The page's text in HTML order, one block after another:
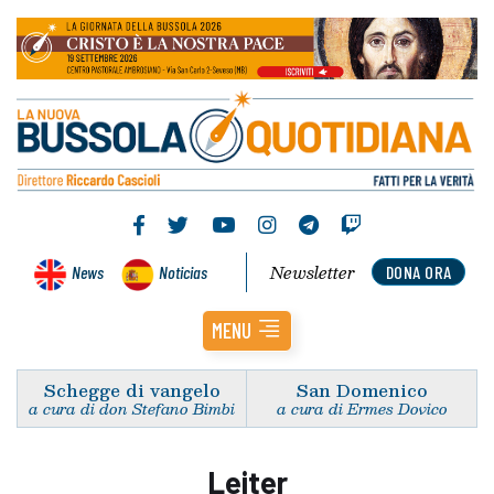
News Noticias DONA ORA
Newsletter
MENU
Schegge di vangelo
a cura di don Stefano Bimbi
San Domenico
a cura di Ermes Dovico
Leiter